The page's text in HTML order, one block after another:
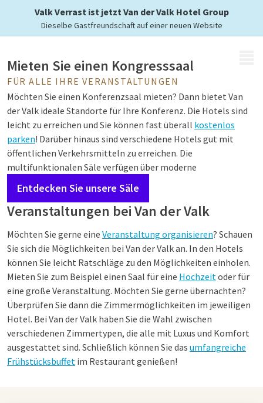
Valk Verrast ist jetzt Van der Valk Hotel Group
Dieselbe Gastfreundschaft auf einer neuen Website
bei Van der Valk
Mieten Sie einen Kongresssaal
FÜR ALLE IHRE VERANSTALTUNGEN
Möchten Sie einen Konferenzsaal mieten? Dann bietet Van
der Valk ideale Standorte für Ihre Konferenz. Die Hotels sind
leicht zu erreichen und Sie können fast überall kostenlos
parken! Darüber hinaus sind verschiedene Hotels gut mit
öffentlichen Verkehrsmitteln zu erreichen. Die
multifunktionalen Säle verfügen über moderne
Einrichtungen. Ideal, wenn Sie eine kleine oder große
Konferenz organisieren möchten. Unsere Mitarbeiter denken
mit Ihnen mit und helfen Ihnen gerne weiter für die perfekte
Konferenz handelt, alles ist möglich! Kurz gesagt, die
Anmietung eines Konferenzsaals bei Van der Valk bietet
verschiedene Vorteile für eine gute Geschäftserfahrung.
Räume bei Van der Valk
Sind Sie auf der Suche nach einemTagungsraumbei Van der
Valk? Das ist auf jeden Fall möglich! Die Van der Valk Hotels
bieten zahlreiche Möglichkeiten, um Ihre Tagung perfekt zu
Entdecken Sie unsere Säle
Veranstaltungen bei Van der Valk
Möchten Sie gerne eine Veranstaltung organisieren? Schauen
Sie sich die Möglichkeiten bei Van der Valk an. In den Hotels
können Sie leicht Ratschläge zu den Möglichkeiten einholen.
Mieten Sie zum Beispiel einen Saal für eine Hochzeitoder für
eine große Veranstaltung. Möchten Sie gerne übernachten?
Überprüfen Sie dann die Zimmermöglichkeiten im jeweiligen
Hotel. Bei Van der Valk haben Sie die Wahl zwischen
verschiedenen Zimmertypen, die alle mit Luxus und Komfort
ausgestattet sind. Schließlich können Sie das umfangreiche
Frühstücksbuffet im Restaurant genießen!